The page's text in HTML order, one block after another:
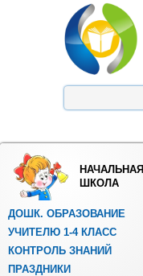
НАЧАЛЬНАЯ
ШКОЛА
ДОШК. ОБРАЗОВАНИЕ
УЧИТЕЛЮ 1-4 КЛАСС
КОНТРОЛЬ ЗНАНИЙ
ПРАЗДНИКИ